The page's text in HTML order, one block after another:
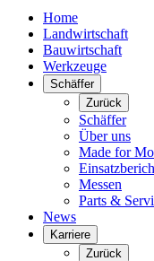
Home
Landwirtschaft
Bauwirtschaft
Werkzeuge
Schäffer
Zurück
Schäffer
Über uns
Made for
Messen
Parts &
News
Karriere
Zurück